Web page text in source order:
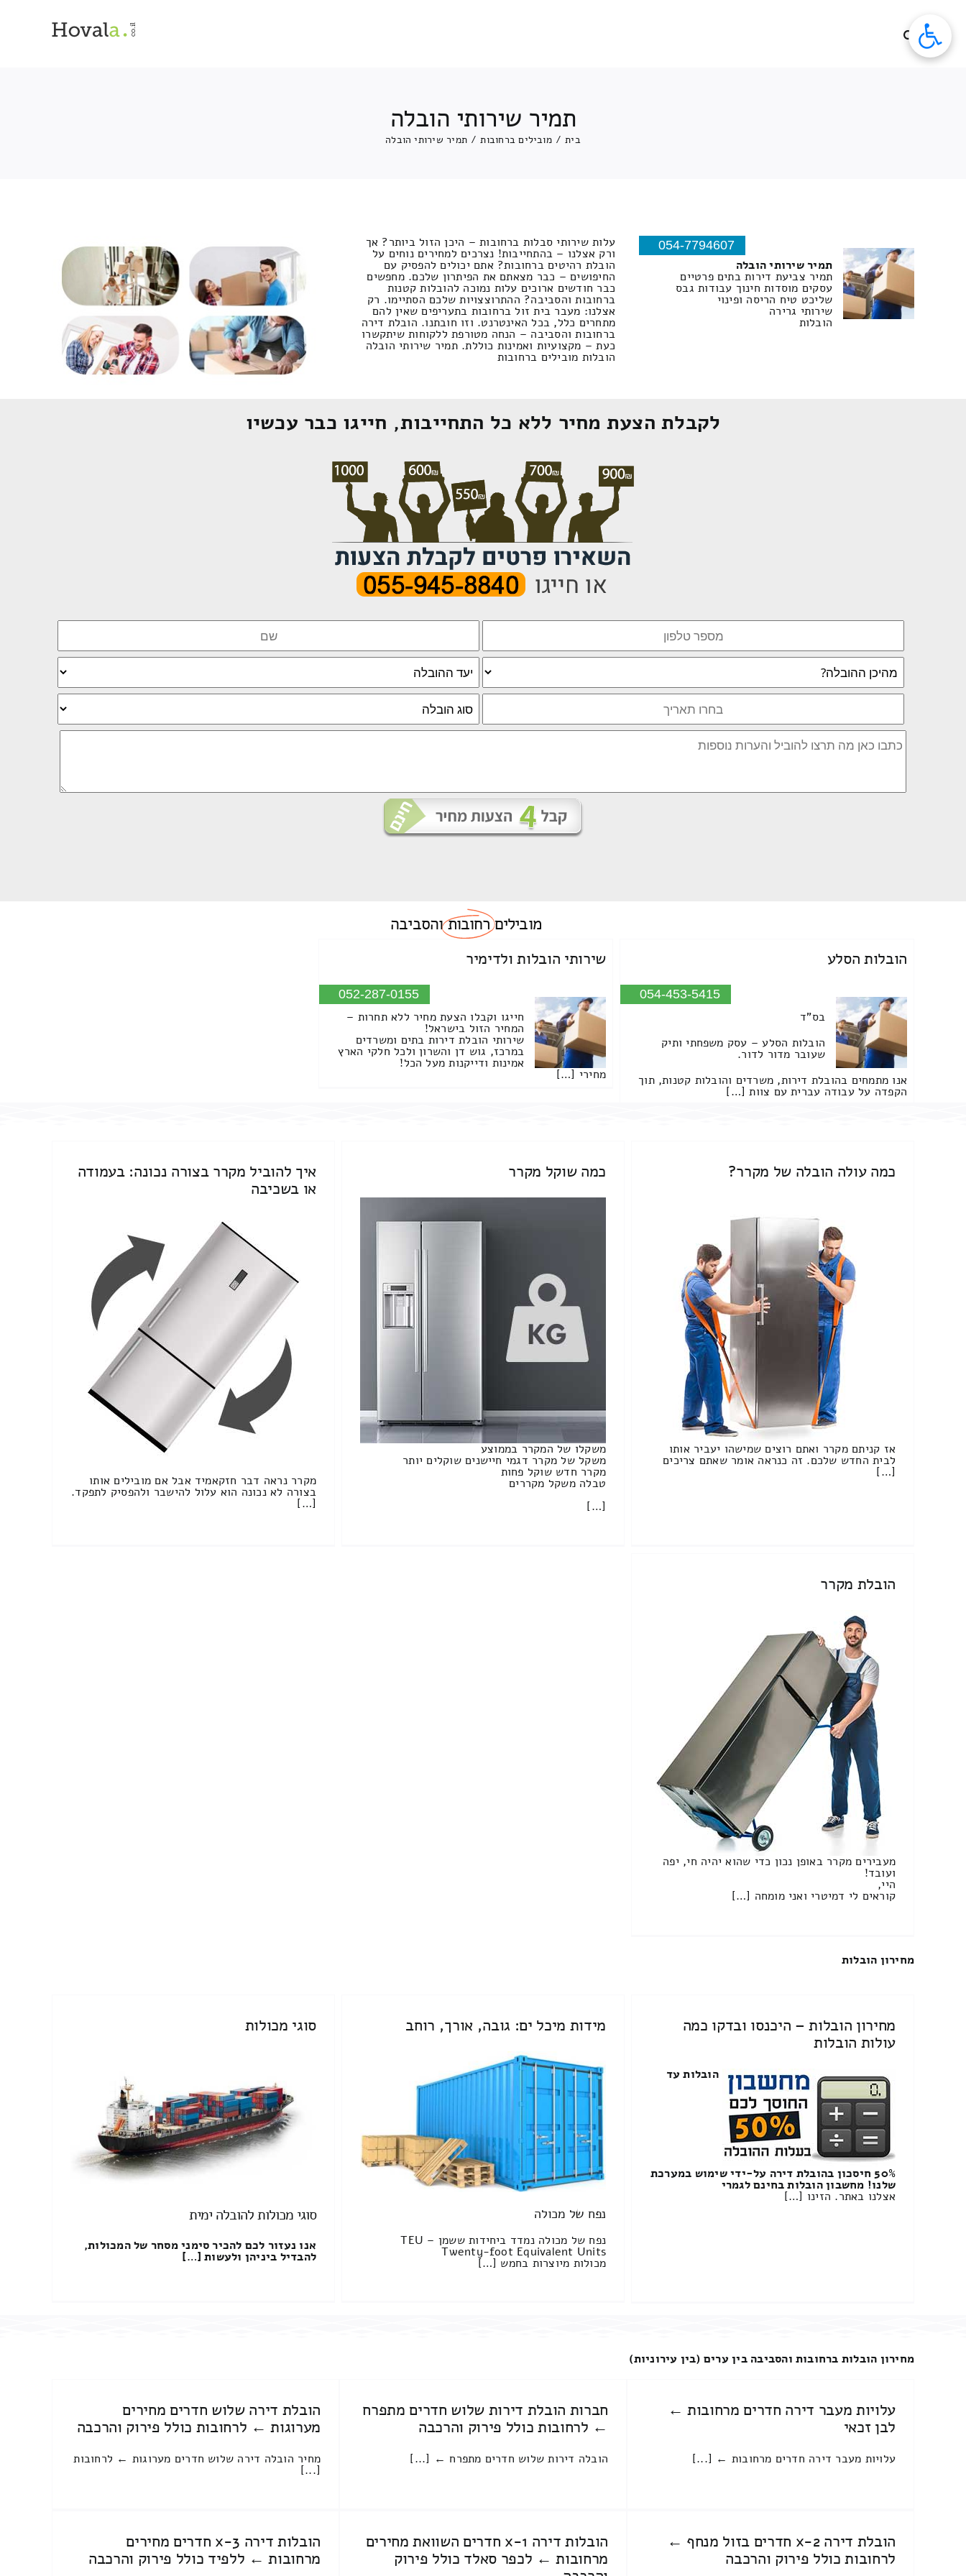
תמיר שירותי הובלה
בית / מובילים ברחובות / תמיר שירותי הובלה
054-7794607
תמיר שירותי הובלה
תמיר צביעת דירות בתים פרטיים
עסקים מוסדות חינוך עבודות גבס
שליכט טיח הריסה ופינוי
שירותי גרירה
הובלות
עלות שירותי סבלות ברחובות – היכן הזול ביותר? אך
ורק אצלנו – בהתחייבות! נצרכים למחירים נוחים על
הובלת רהיטים ברחובות? אתם יכולים להפסיק עם
החיפושים – כבר מצאתם את הפיתרון שלכם. מחפשים
כבר חודשים ארוכים עלות נמוכה להובלות קטנות
ברחובות והסביבה? ההתרוצצויות שלכם הסתיימו. רק
אצלנו: מעבר בית זול ברחובות בתעריפים שאין להם
מתחרים כלל, בכל האינטרנט. וזו חובתנו. הובלת דירה
ברחובות והסביבה – הנחה מטורפת ללקוחות שיתקשרו
כעת – מקצועיות ואמינות כוללת. תמיר שירותי הובלה
הובלות מובילים ברחובות
לקבלת הצעת מחיר ללא כל התחייבות, חייגו כבר עכשיו
מוביליםרחובותוהסביבה
הובלות הסלע
054-453-5415
בס"ד
הובלות הסלע – עסק משפחתי ותיק
שעובר מדור לדור.
אנו מתמחים בהובלת דירות, משרדים והובלות קטנות, תוך
הקפדה על עבודה עברית עם צוות […]
שירותי הובלות ולדימיר
052-287-0155
חייגו וקבלו הצעת מחיר ללא תחרות –
המחיר הזול בישראל!
שירותי הובלת דירות בתים ומשרדים
במרכז, גוש דן והשרון ולכל חלקי הארץ
אמינות ודייקנות מעל הכל!
מחירי […]
כמה עולה הובלה של מקרר?
אז קניתם מקרר ואתם רוצים שמישהו יעביר אותו
לבית החדש שלכם. זה כנראה אומר שאתם צריכים
[…]
כמה שוקל מקרר
משקלו של המקרר בממוצע
משקל של מקרר דגמי חיישנים שוקלים יותר
מקרר חדש שוקל פחות
טבלה משקל מקררים
[…]
איך להוביל מקרר בצורה נכונה: בעמודה
או בשכיבה
מקרר נראה דבר חזקאמיד אבל אם מובילים אותו
בצורה לא נכונה הוא עלול להישבר ולהפסיק לתפקד.
[…]
הובלת מקרר
מעבירים מקרר באופן נכון כדי שהוא יהיה חי, יפה
ועובד!
היי,
קוראים לי דמיטרי ואני מומחה […]
מחירון הובלות
מחירון הובלות – היכנסו ובדקו כמה
עולות הובלות
הובלות עד
50% חיסכון בהובלת דירה על-ידי שימוש במערכת
שלנו! מחשבון הובלות בחינם לגמרי
אצלנו באתר. הזינו […]
מידות מיכל ים: גובה, אורך, רוחב
נפח של מכולה
נפח של מכולה נמדד ביחידות ששמן TEU –
Twenty-foot Equivalent Units
מכולות מיוצרות בחמש […]
סוגי מכולות
סוגי מכולות להובלה ימית
אנו נעזור לכם להכיר סימני מסחר של המכולות,
להבדיל ביניהן ולעשות […]
מחירון הובלות ברחובות והסביבה בין ערים (בין עירוניות)
עלויות מעבר דירה חדרים מרחובות ←
לבן זכאי
עלויות מעבר דירה חדרים מרחובות ← [...]
חברות הובלת דירות שלוש חדרים מתפרח
← לרחובות כולל פירוק והרכבה
הובלה דירות שלוש חדרים מתפרח ← [...]
הובלת דירה שלוש חדרים מחירים
מערוגות ← לרחובות כולל פירוק והרכבה
מחיר הובלה דירה שלוש חדרים מערוגות ← לרחובות
[...]
הובלת דירה 2-x חדרים בזול מנחף ←
לרחובות כולל פירוק והרכבה
הובלות דירה 1-x חדרים השוואת מחירים
מרחובות ← לכפר סאלד כולל פירוק
הובלות דירה 3-x חדרים מחירים
מרחובות ← ללפיד כולל פירוק והרכבה